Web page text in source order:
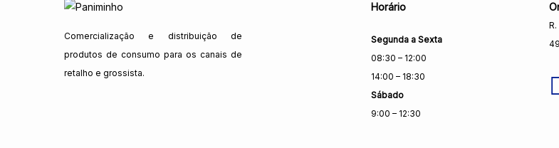
Comercialização e distribuição de
produtos de consumo para os canais de
retalho e grossista.
Horário
Segunda a Sexta
08:30 – 12:00
14:00 – 18:30
Sábado
9:00 – 12:30